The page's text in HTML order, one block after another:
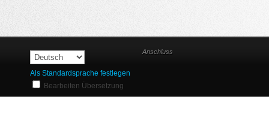
Als Standardsprache festlegen
Bearbeiten Übersetzung
Anschluss